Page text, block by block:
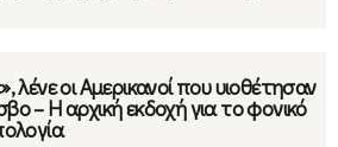
λένε οι Αμερικανοί που υιοθέτησαν
– Η αρχική εκδοχή για το φονικό